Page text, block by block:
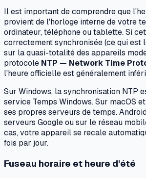
Il est important de comprendre que
provient de l'horloge interne de votre
ordinateur, téléphone ou tablette. Si
correctement synchronisée (ce qui est
sur la quasi-totalité des appareils
protocole NTP — Network Time
l'heure officielle est généralement
Sur Windows, la synchronisation NTP
service Temps Windows. Sur macOS
ses propres serveurs de temps.
serveurs Google ou sur le réseau
cas, votre appareil se recale
fois par jour.
Fuseau horaire et heure d'été